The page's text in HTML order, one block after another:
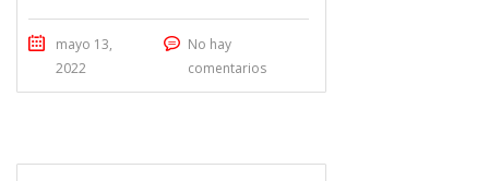
mayo 13,
2022
No hay
comentarios